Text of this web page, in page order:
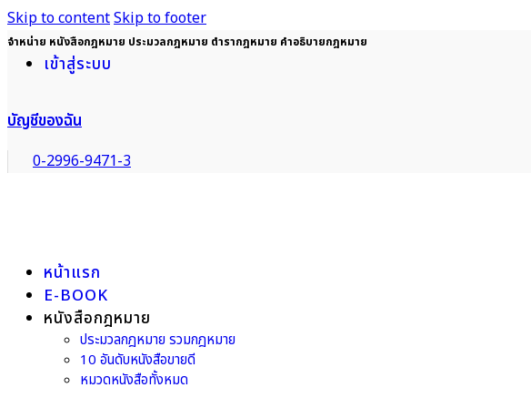
Skip to contentSkip to footer
จำหน่าย หนังสือกฎหมาย ประมวลกฎหมาย ตำรากฎหมาย คำอธิบายกฎหมาย
เข้าสู่ระบบ
บัญชีของฉัน
0-2996-9471-3
หน้าแรก
E-BOOK
หนังสือกฎหมาย
ประมวลกฎหมาย รวมกฎหมาย
10 อันดับหนังสือขายดี
หมวดหนังสือทั้งหมด